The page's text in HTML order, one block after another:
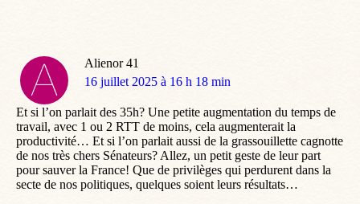
Alienor 41
dit
16 juillet 2025 à 16 h 18 min
Et si l’on parlait des 35h? Une petite augmentation du temps de
travail, avec 1 ou 2 RTT de moins, cela augmenterait la
productivité… Et si l’on parlait aussi de la grassouillette cagnotte
de nos très chers Sénateurs? Allez, un petit geste de leur part
pour sauver la France! Que de privilèges qui perdurent dans la
secte de nos politiques, quelques soient leurs résultats…